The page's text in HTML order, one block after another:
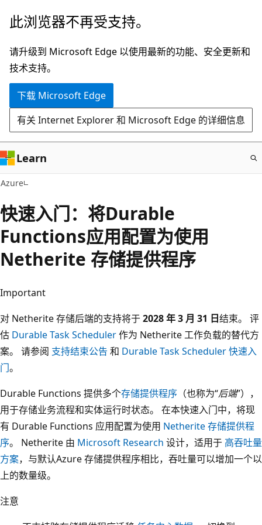
跳
主
要
内
此浏览器不再受支持。
请升级到 Microsoft Edge 以使用最新的功能、安全更新和
技术支持。
下载 Microsoft Edge
有关 Internet Explorer 和 Microsoft Edge 的详细信息
Learn
Azure
快速入门：将Durable
Functions应用配置为使用
Netherite 存储提供程序
Important
对 Netherite 存储后端的支持将于2028 年 3 月 31 日结束。 评
估 Durable Task Scheduler作为 Netherite 工作负载的替代方
案。 请参阅 支持结束公告 和 Durable Task Scheduler 快速入
门。
Durable Functions 提供多个存储提供程序 （也称为“后端”），
用于存储业务流程和实体运行时状态。 在本快速入门中，将现
有 Durable Functions 应用配置为使用 Netherite 存储提供程
序。 Netherite 由 Microsoft Research 设计，适用于 高吞吐量
方案，与默认Azure 存储提供程序相比，吞吐量可以增加一个以
上的数量级。
注意